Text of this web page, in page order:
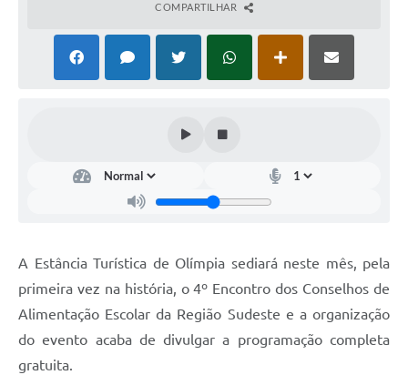
COMPARTILHAR
A Estância Turística de Olímpia sediará neste mês, pela
primeira vez na história, o 4º Encontro dos Conselhos de
Alimentação Escolar da Região Sudeste e a organização
do evento acaba de divulgar a programação completa
gratuita.